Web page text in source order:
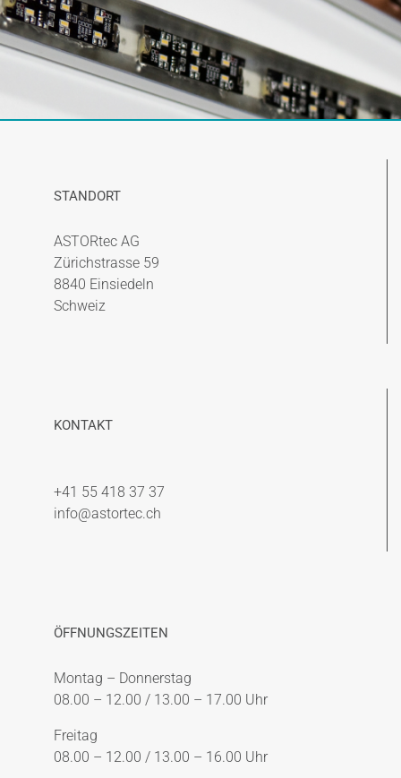
STANDORT
ASTORtec AG
Zürichstrasse 59
8840 Einsiedeln
Schweiz
KONTAKT
+41 55 418 37 37
info@astortec.ch
ÖFFNUNGSZEITEN
Montag – Donnerstag
08.00 – 12.00 / 13.00 – 17.00 Uhr
Freitag
08.00 – 12.00 / 13.00 – 16.00 Uhr